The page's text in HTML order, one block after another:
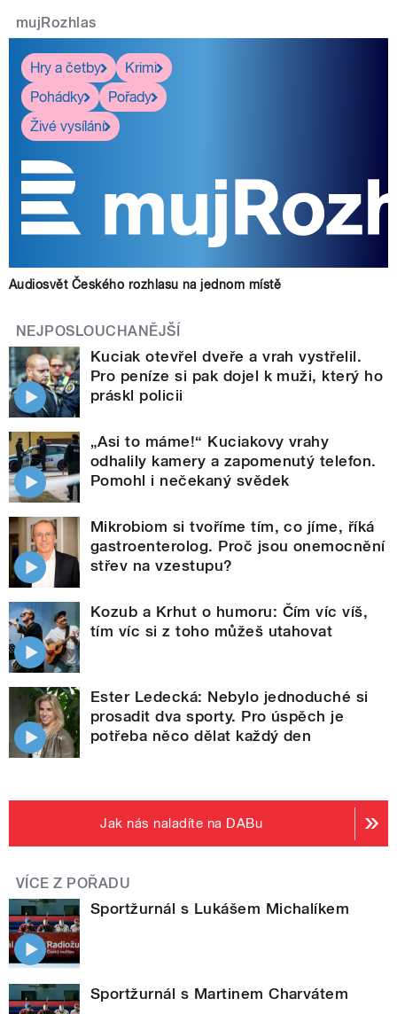
mujRozhlas
Hry a četby
Krimi
Pohádky
Pořady
Živé vysílání
Audiosvět Českého rozhlasu na jednom místě
NEJPOSLOUCHANĚJŠÍ
Kuciak otevřel dveře a vrah vystřelil.
Pro peníze si pak dojel k muži, který ho
práskl policii
„Asi to máme!“ Kuciakovy vrahy
odhalily kamery a zapomenutý telefon.
Pomohl i nečekaný svědek
Mikrobiom si tvoříme tím, co jíme, říká
gastroenterolog. Proč jsou onemocnění
střev na vzestupu?
Kozub a Krhut o humoru: Čím víc víš,
tím víc si z toho můžeš utahovat
Ester Ledecká: Nebylo jednoduché si
prosadit dva sporty. Pro úspěch je
potřeba něco dělat každý den
Jak nás naladíte na DABu
VÍCE Z POŘADU
Sportžurnál s Lukášem Michalíkem
Sportžurnál s Martinem Charvátem